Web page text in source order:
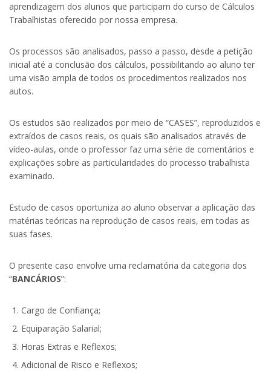
aprendizagem dos alunos que participam do curso de Cálculos
Trabalhistas oferecido por nossa empresa.
Os processos são analisados, passo a passo, desde a petição
inicial até a conclusão dos cálculos, possibilitando ao aluno ter
uma visão ampla de todos os procedimentos realizados nos
autos.
Os estudos são realizados por meio de “CASES”, reproduzidos e
extraídos de casos reais, os quais são analisados através de
vídeo-aulas, onde o professor faz uma série de comentários e
explicações sobre as particularidades do processo trabalhista
examinado.
Estudo de casos oportuniza ao aluno observar a aplicação das
matérias teóricas na reprodução de casos reais, em todas as
suas fases.
O presente caso envolve uma reclamatória da categoria dos
“BANCÁRIOS”:
Cargo de Confiança;
Equiparação Salarial;
Horas Extras e Reflexos;
Adicional de Risco e Reflexos;